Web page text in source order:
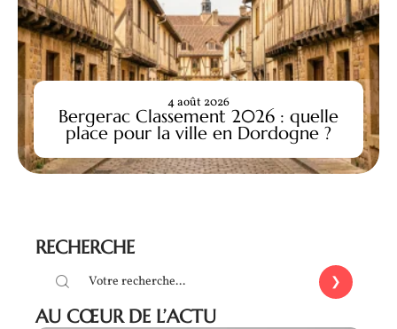
Bergerac Classement 2026 : quelle
place pour la ville en Dordogne ?
4 août 2026
RECHERCHE
AU CŒUR DE L’ACTU